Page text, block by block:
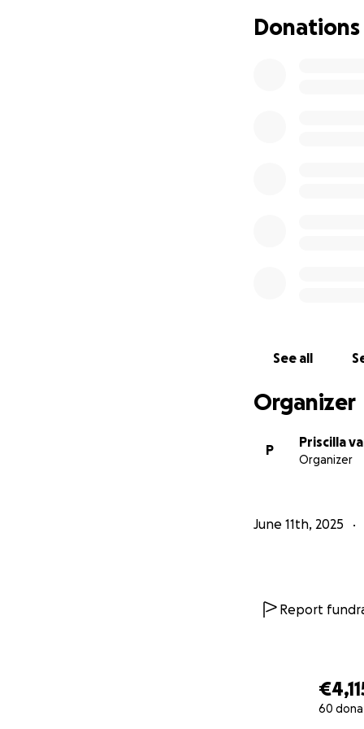
60
Roy's laatste
Donations
See all
Organizer
P
Priscilla
Organizer
June 11th, 2025
Report